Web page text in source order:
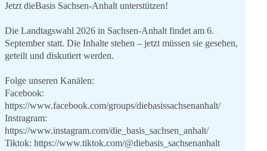
Jetzt dieBasis Sachsen-Anhalt unterstützen!
Die Landtagswahl 2026 in Sachsen-Anhalt findet am 6.
September statt. Die Inhalte stehen – jetzt müssen sie gesehen,
geteilt und diskutiert werden.
Folge unseren Kanälen:
Facebook:
https://www.facebook.com/groups/diebasissachsenanhalt/
Instragram:
https://www.instagram.com/die_basis_sachsen_anhalt/
Tiktok: https://www.tiktok.com/@diebasis_sachsenanhalt